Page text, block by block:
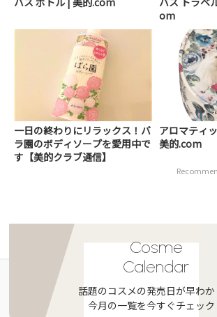
om
一日の終わりにリラックス！バ
ラ園のボディソープを愛用中で
す【美的クラブ通信】
アロマティ
美的.com
Cosme
Calendar
話題のコスメの発売日が早わか
今月の一覧を今すぐチェック